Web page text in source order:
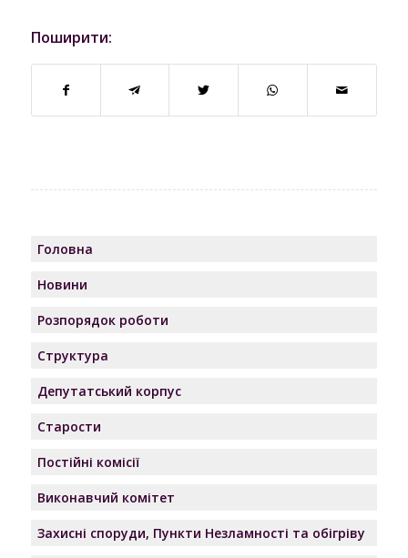
Поширити:
Головна
Новини
Розпорядок роботи
Структура
Депутатський корпус
Старости
Постійні комісії
Виконавчий комітет
Захисні споруди, Пункти Незламності та обігріву